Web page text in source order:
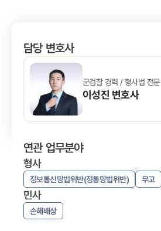
담당 변호사
군검찰 경력 / 형사법 전문
이성진 변호사
연관 업무분야
형사
정보통신망법위반(정통망법위반) 무고
민사
손해배상